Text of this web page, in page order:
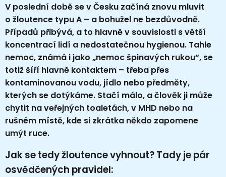
V poslední době se v Česku začíná znovu mluvit
o žloutence typu A – a bohužel ne bezdůvodně.
Případů přibývá, a to hlavně v souvislosti s větší
koncentrací lidí a nedostatečnou hygienou. Tahle
nemoc, známá i jako „nemoc špinavých rukou“, se
totiž šíří hlavně kontaktem – třeba přes
kontaminovanou vodu, jídlo nebo předměty,
kterých se dotýkáme. Stačí málo, a člověk ji může
chytit na veřejných toaletách, v MHD nebo na
rušném místě, kde si zkrátka někdo zapomene
umýt ruce.
Jak se tedy žloutence vyhnout? Tady je pár
osvědčených pravidel: